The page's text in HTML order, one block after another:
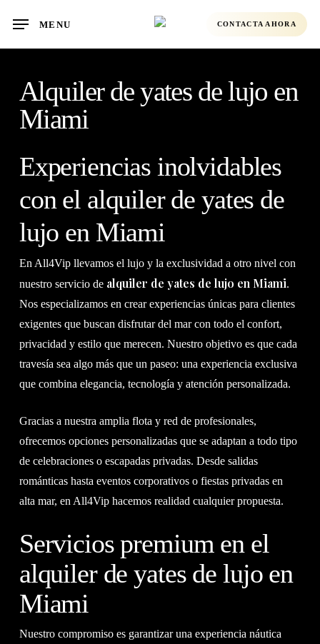
main
CONTACTA AHORA
MENU
Alquiler de yates de lujo en
Miami
Experiencias inolvidables
con el alquiler de yates de
lujo en Miami
En All4Vip llevamos el lujo y la exclusividad a otro nivel con
nuestro servicio de alquiler de yates de lujo en Miami.
Nos especializamos en crear experiencias únicas para clientes
exigentes que buscan disfrutar del mar con todo el confort,
privacidad y estilo que merecen. Nuestro objetivo es que cada
travesía sea algo más que un paseo: una experiencia exclusiva
que combina elegancia, tecnología y atención personalizada.
Gracias a nuestra amplia flota y red de profesionales,
ofrecemos opciones personalizadas que se adaptan a todo tipo
de celebraciones o escapadas privadas. Desde salidas
románticas hasta eventos corporativos o fiestas privadas en
alta mar, en All4Vip hacemos realidad cualquier propuesta.
Servicios premium en el
alquiler de yates de lujo en
Miami
Nuestro compromiso es garantizar una experiencia náutica